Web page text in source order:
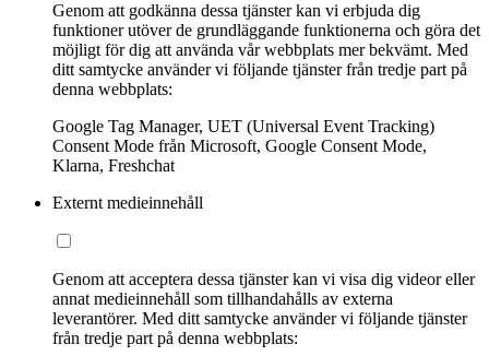
Genom att godkänna dessa tjänster kan vi erbjuda dig
funktioner utöver de grundläggande funktionerna och göra det
möjligt för dig att använda vår webbplats mer bekvämt. Med
ditt samtycke använder vi följande tjänster från tredje part på
denna webbplats:
Google Tag Manager, UET (Universal Event Tracking)
Consent Mode från Microsoft, Google Consent Mode,
Klarna, Freshchat
Externt medieinnehåll
Genom att acceptera dessa tjänster kan vi visa dig videor eller
annat medieinnehåll som tillhandahålls av externa
leverantörer. Med ditt samtycke använder vi följande tjänster
från tredje part på denna webbplats: